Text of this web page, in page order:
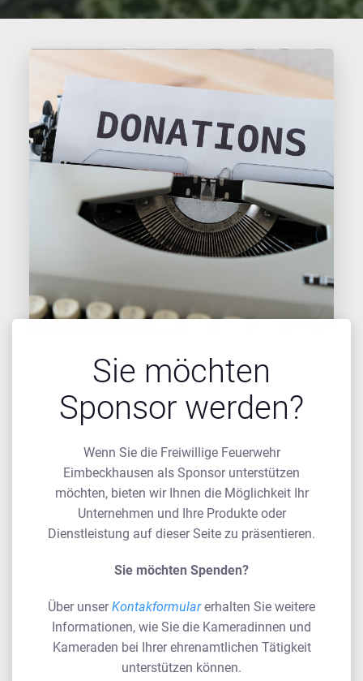
Sie möchten
Sponsor werden?
Wenn Sie die Freiwillige Feuerwehr
Eimbeckhausen als Sponsor unterstützen
möchten, bieten wir Ihnen die Möglichkeit Ihr
Unternehmen und Ihre Produkte oder
Dienstleistung auf dieser Seite zu präsentieren.
Sie möchten Spenden?
Über unserKontakformularerhalten Sie weitere
Informationen, wie Sie die Kameradinnen und
Kameraden bei Ihrer ehrenamtlichen Tätigkeit
unterstützen können.